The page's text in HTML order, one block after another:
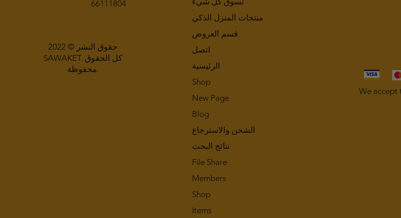
66111804
حقوق النشر © 2022
SAWAKET. كل الحقوق
محفوظة.
منتجات المنزل الذكي
قسم العروض
اتصل
الرئيسية
Shop
New Page
Blog
الشحن والاسترجاع
نتائج البحث
File Share
Members
Shop
Items
We accept